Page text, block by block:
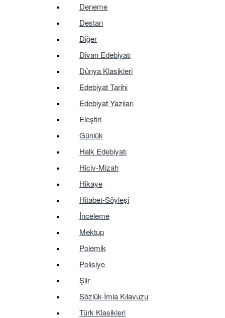
Deneme
Destan
Diğer
Divan Edebiyatı
Dünya Klasikleri
Edebiyat Tarihi
Edebiyat Yazıları
Eleştiri
Günlük
Halk Edebiyatı
Hiciv-Mizah
Hikaye
Hitabet-Söyleşi
İnceleme
Mektup
Polemik
Polisiye
Şiir
Sözlük-İmla Kılavuzu
Türk Klasikleri